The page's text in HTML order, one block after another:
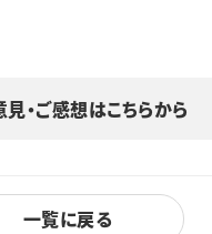
日大文芸賞
見・ご感想はこちらから
一覧に戻る